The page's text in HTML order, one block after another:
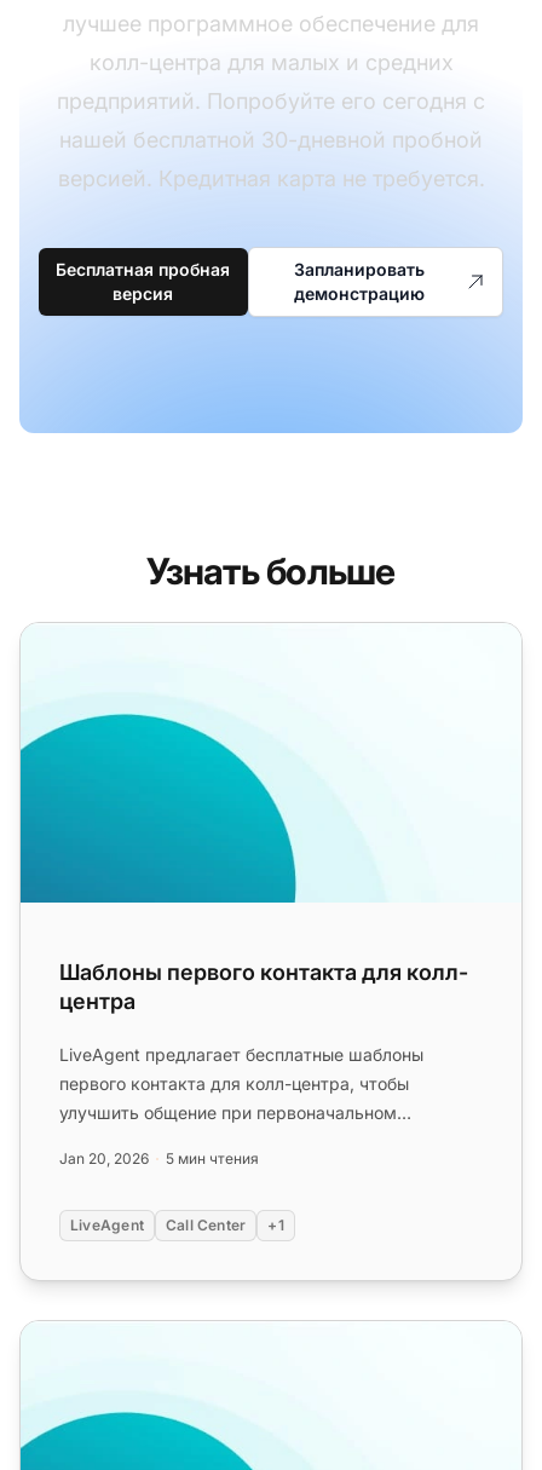
лучшее программное обеспечение для
колл-центра для малых и средних
предприятий. Попробуйте его сегодня с
нашей бесплатной 30-дневной пробной
версией. Кредитная карта не требуется.
Бесплатная пробная
версия
Запланировать
демонстрацию
Узнать больше
Шаблоны первого контакта для колл-центра
Шаблоны первого контакта для колл-
центра
LiveAgent предлагает бесплатные шаблоны
первого контакта для колл-центра, чтобы
улучшить общение при первоначальном
включ...
Jan 20, 2026 5 мин чтения
LiveAgent Call Center +1
Скрипты для колл-центра